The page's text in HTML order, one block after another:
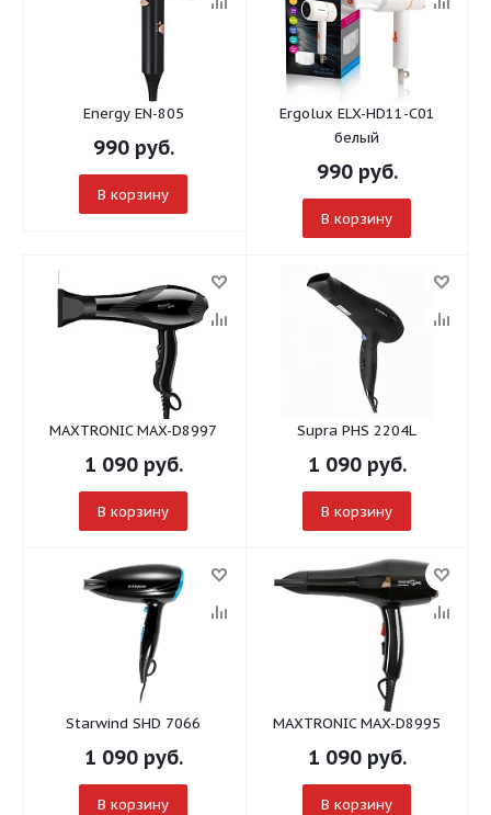
Energy EN-805
990руб.
В корзину
Ergolux ELX-HD11-C01
белый
990руб.
В корзину
MAXTRONIC MAX-D8997
1 090руб.
В корзину
Supra PHS 2204L
1 090руб.
В корзину
Starwind SHD 7066
1 090руб.
В корзину
MAXTRONIC MAX-D8995
1 090руб.
В корзину